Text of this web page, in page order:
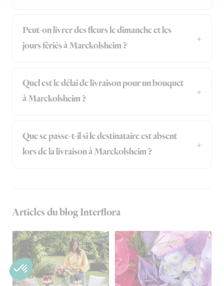
Peut-on livrer des fleurs le dimanche et les
jours fériés à Marckolsheim ?
Quel est le délai de livraison pour un bouquet
à Marckolsheim ?
Que se passe-t-il si le destinataire est absent
lors de la livraison à Marckolsheim ?
Articles du blog Interflora